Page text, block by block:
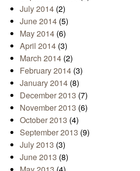
July 2014 (2)
June 2014 (5)
May 2014 (6)
April 2014 (3)
March 2014 (2)
February 2014 (3)
January 2014 (8)
December 2013 (7)
November 2013 (6)
October 2013 (4)
September 2013 (9)
July 2013 (3)
June 2013 (8)